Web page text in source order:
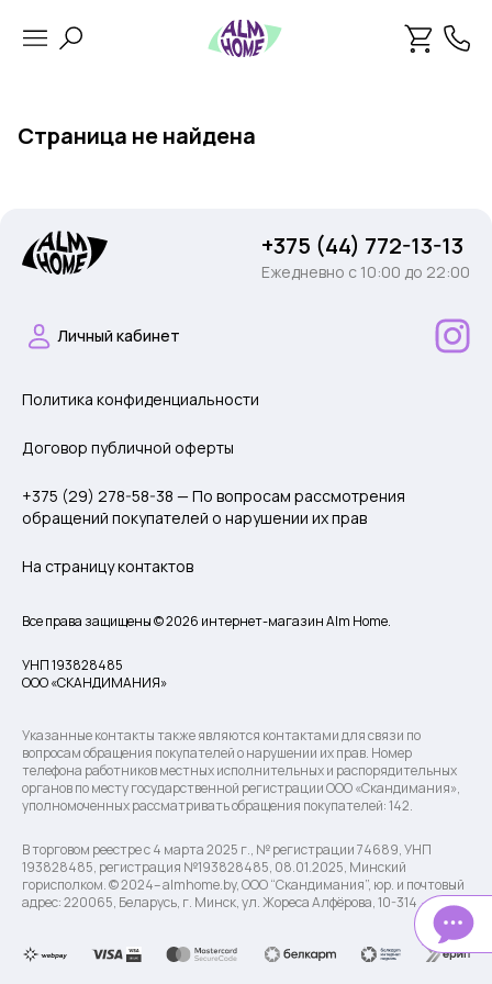
Страница не найдена
+375 (44) 772-13-13
Ежедневно c 10:00 до 22:00
Личный кабинет
Политика конфиденциальности
Договор публичной оферты
+375 (29) 278-58-38 — По вопросам рассмотрения
обращений покупателей о нарушении их прав
На страницу контактов
Все права защищены © 2026 интернет-магазин Alm Home.
УНП 193828485
ООО «СКАНДИМАНИЯ»
Указанные контакты также являются контактами для связи по
вопросам обращения покупателей о нарушении их прав. Номер
телефона работников местных исполнительных и распорядительных
органов по месту государственной регистрации ООО «Скандимания»,
уполномоченных рассматривать обращения покупателей: 142.
В торговом реестре с 4 марта 2025 г., № регистрации 74689, УНП
193828485, регистрация №193828485, 08.01.2025, Минский
горисполком. © 2024– almhome.by, ООО “Скандимания”, юр. и почтовый
адрес: 220065, Беларусь, г. Минск, ул. Жореса Алфёрова, 10-314